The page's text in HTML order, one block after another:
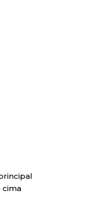
cima